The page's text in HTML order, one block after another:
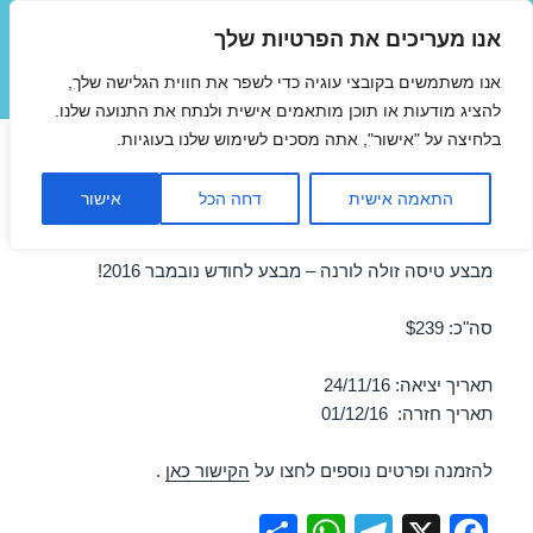
אנו מעריכים את הפרטיות שלך
אנו משתמשים בקובצי עוגיה כדי לשפר את חווית הגלישה שלך,
להציג מודעות או תוכן מותאמים אישית ולנתח את התנועה שלנו.
בלחיצה על "אישור", אתה מסכים לשימוש שלנו בעוגיות.
התאמה אישית דחה הכל אישור
תפריטים
ווידג'טים
טיסות זולות לורנה בנובמבר
24/11/2016
מבצע טיסה זולה לורנה – מבצע לחודש נובמבר 2016!
סה"כ: $239
תאריך יציאה: 24/11/16
תאריך חזרה: 01/12/16
להזמנה ופרטים נוספים לחצו על הקישור כאן .